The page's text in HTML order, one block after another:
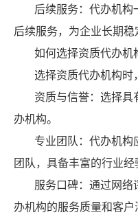
后续服务：代办机构
后续服务，为企业长期稳
如何选择资质代办机
选择资质代办机构时
资质与信誉：选择具
办机构。
专业团队：代办机构
团队，具备丰富的行业经
服务口碑：通过网络
办机构的服务质量和客户